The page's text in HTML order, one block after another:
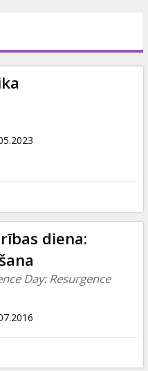
diena:
Day: Resurgence